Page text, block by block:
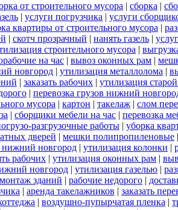
от строительного мусора | сборка |
| услуги погрузчика | услуги
квартиры от строительного мусора |
| скотч прозрачный | нанять газель |
строительного мусора |
на час | вывоз оконных рам |
новгород | утилизация металлолома |
| заказать рабочих | утилизация
| перевозка грузов нижний
мусора | картон | такелаж | слом
| сборщики мебели на час | перевозка
разгрузочные работы | уборка
дверей | мешки полипропиленовые
нижний новгород | утилизация колонки |
рабочих | утилизация оконных рам |
новгород | утилизация газелью |
зданий | рабочие недорого |
| аренда такелажников | заказать
| воздушно-пупырчатая пленка |